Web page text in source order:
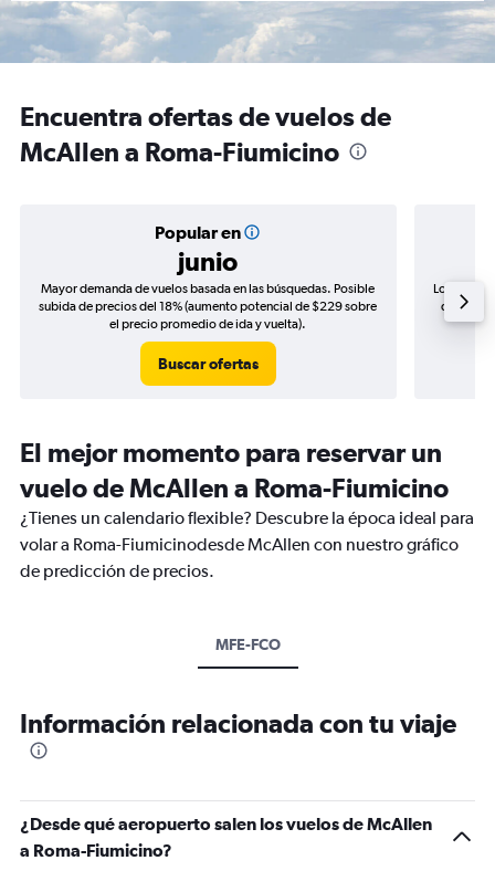
Encuentra ofertas de vuelos de
McAllen a Roma-Fiumicino
Popular en
junio
Mayor demanda de vuelos basada en las búsquedas. Posible
subida de precios del 18% (aumento potencial de $229 sobre
el precio promedio de ida y vuelta).
Buscar ofertas
Los
de
El mejor momento para reservar un
vuelo de McAllen a Roma-Fiumicino
¿Tienes un calendario flexible? Descubre la época ideal para
volar a Roma-Fiumicinodesde McAllen con nuestro gráfico
de predicción de precios.
MFE-FCO
Información relacionada con tu viaje
¿Desde qué aeropuerto salen los vuelos de McAllen
a Roma-Fiumicino?